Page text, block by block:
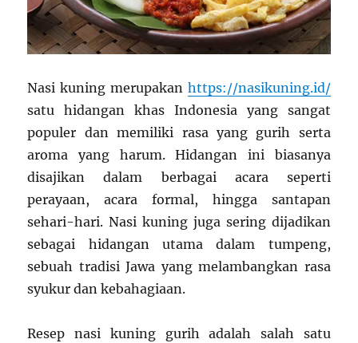
Nasi kuning merupakan https://nasikuning.id/
satu hidangan khas Indonesia yang sangat
populer dan memiliki rasa yang gurih serta
aroma yang harum. Hidangan ini biasanya
disajikan dalam berbagai acara seperti
perayaan, acara formal, hingga santapan
sehari-hari. Nasi kuning juga sering dijadikan
sebagai hidangan utama dalam tumpeng,
sebuah tradisi Jawa yang melambangkan rasa
syukur dan kebahagiaan.
Resep nasi kuning gurih adalah salah satu